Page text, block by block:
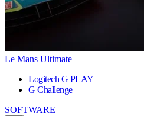
Le Mans Ultimate
Logitech G PLAY
G Challenge
SOFTWARE